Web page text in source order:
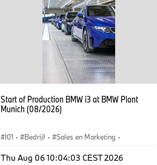
Start of Production BMW i3 at BMW Plant
Munich (08/2026)
I01 · Bedrijf · Sales en Marketing ·
Thu Aug 06 10:04:03 CEST 2026